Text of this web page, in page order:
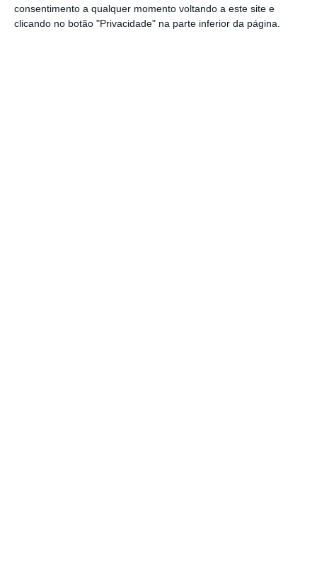
consentimento a qualquer momento voltando a este site e
clicando no botão "Privacidade" na parte inferior da página.
pela pandemia de covid-19.